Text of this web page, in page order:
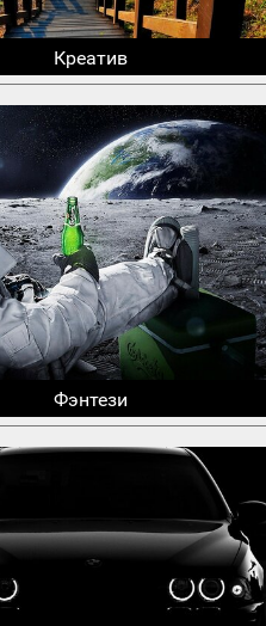
Креатив
Фэнтези